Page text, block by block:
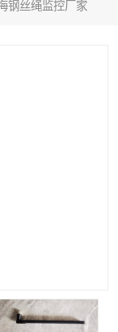
钢丝绳监控厂家
箱监测系统